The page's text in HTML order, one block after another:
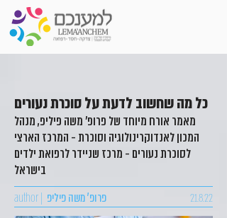
כל מה שחשוב לדעת על סוכרת נעורים
מאמר אורח מיוחד של פרופ' משה פיליפ, מנהל
המכון לאנדוקרינולוגיה וסוכרת - המרכז הארצי
לסוכרת נעורים - מרכז שניידר לרפואת ילדים
בישראל
author | פרופ' משה פיליפ 21.8.22